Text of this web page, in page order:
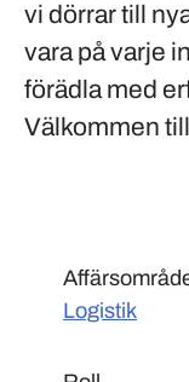
vi dörrar till
vara på varje
förädla med
Välkommen
Logistik